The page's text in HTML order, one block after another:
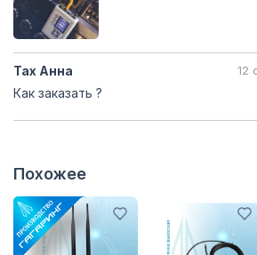
Тах Анна 12
Как заказать ?
Похожее